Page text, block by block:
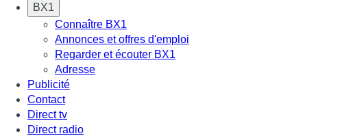
BX1
Connaître BX1
Annonces et offres d'emploi
Regarder et écouter BX1
Adresse
Publicité
Contact
Direct tv
Direct radio